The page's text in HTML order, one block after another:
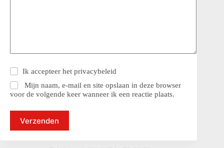
Ik accepteer hetprivacybeleid
Mijn naam, e-mail en site opslaan in deze browser
voor de volgende keer wanneer ik een reactie plaats.
Verzenden